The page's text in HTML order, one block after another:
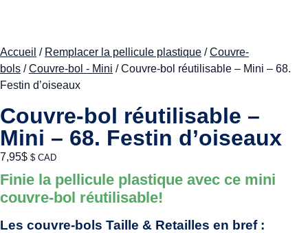
Accueil / Remplacer la pellicule plastique /Couvre-
bols /Couvre-bol - Mini / Couvre-bol réutilisable – Mini – 68.
Festin d’oiseaux
Couvre-bol réutilisable –
Mini – 68. Festin d’oiseaux
7,95$ $ CAD
Finie la pellicule plastique avec ce mini
couvre-bol réutilisable!
Les couvre-bols Taille & Retailles en bref :